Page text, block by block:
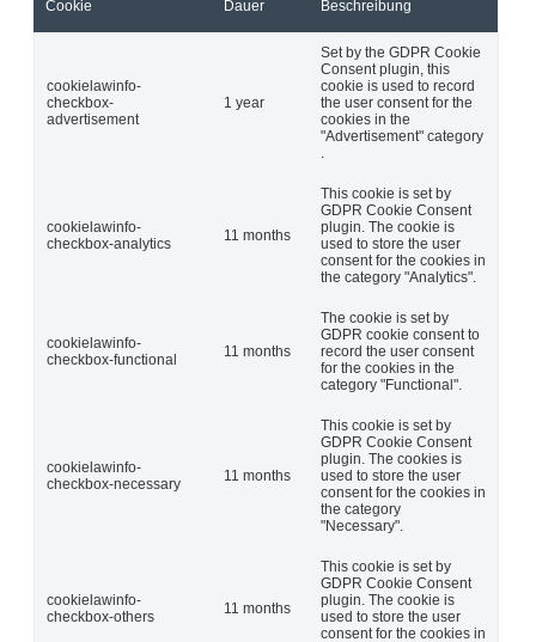
Cookie Dauer Beschreibung
cookielawinfo-
checkbox-
advertisement
1 year
Set by the GDPR Cookie
Consent plugin, this
cookie is used to record
the user consent for the
cookies in the
"Advertisement" category
.
cookielawinfo-
checkbox-analytics
11 months
This cookie is set by
GDPR Cookie Consent
plugin. The cookie is
used to store the user
consent for the cookies in
the category "Analytics".
cookielawinfo-
checkbox-functional
11 months
The cookie is set by
GDPR cookie consent to
record the user consent
for the cookies in the
category "Functional".
cookielawinfo-
checkbox-necessary
11 months
This cookie is set by
GDPR Cookie Consent
plugin. The cookies is
used to store the user
consent for the cookies in
the category
"Necessary".
cookielawinfo-
checkbox-others
11 months
This cookie is set by
GDPR Cookie Consent
plugin. The cookie is
used to store the user
consent for the cookies in